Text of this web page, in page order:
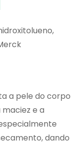
a pele do corpo
e a
dando